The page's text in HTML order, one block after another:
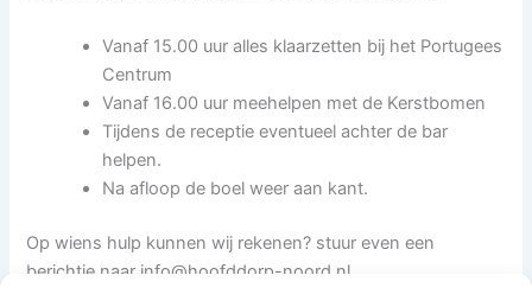
Vanaf 15.00 uur alles klaarzetten bij het Portugees
Centrum
Vanaf 16.00 uur meehelpen met de Kerstbomen
Tijdens de receptie eventueel achter de bar
helpen.
Na afloop de boel weer aan kant.
Op wiens hulp kunnen wij rekenen? stuur even een
berichtje naar info@hoofddorp-noord.nl